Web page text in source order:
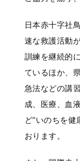
日本赤十字社
速な救護活動
訓練を継続的
ているほか、
急法などの講
成、医療、血
ど”いのちを健
おります。